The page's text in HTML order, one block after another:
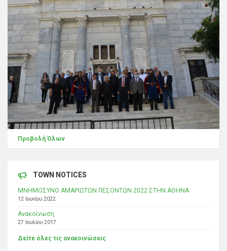
Προβολή Όλων
TOWN NOTICES
ΜΝΗΜΟΣΥΝΟ ΑΜΑΡΙΩΤΩΝ ΠΕΣΟΝΤΩΝ 2022 ΣΤΗΝ ΑΘΗΝΑ
12 Ιουνίου 2022
Ανακοίνωση
27 Ιουλίου 2017
Δείτε όλες τις ανακοινώσεις